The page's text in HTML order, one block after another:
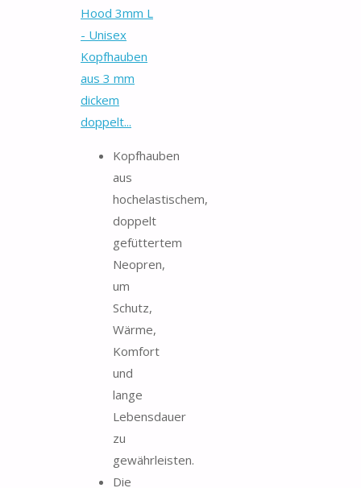
Hood 3mm L
- Unisex
Kopfhauben
aus 3 mm
dickem
doppelt...
Kopfhauben
aus
hochelastischem,
doppelt
gefüttertem
Neopren,
um
Schutz,
Wärme,
Komfort
und
lange
Lebensdauer
zu
gewährleisten.
Die